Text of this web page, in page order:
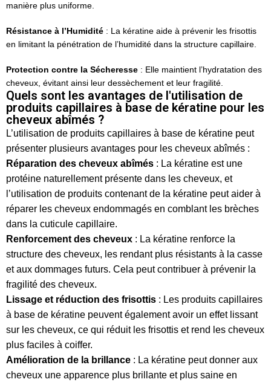
manière plus uniforme.
Résistance à l’Humidité : La kératine aide à prévenir les frisottis
en limitant la pénétration de l’humidité dans la structure capillaire.
Protection contre la Sécheresse : Elle maintient l’hydratation des
cheveux, évitant ainsi leur dessèchement et leur fragilité.
Quels sont les avantages de l'utilisation de
produits capillaires à base de kératine pour les
cheveux abîmés ?
L’utilisation de produits capillaires à base de kératine peut
présenter plusieurs avantages pour les cheveux abîmés :
Réparation des cheveux abîmés : La kératine est une
protéine naturellement présente dans les cheveux, et
l’utilisation de produits contenant de la kératine peut aider à
réparer les cheveux endommagés en comblant les brèches
dans la cuticule capillaire.
Renforcement des cheveux : La kératine renforce la
structure des cheveux, les rendant plus résistants à la casse
et aux dommages futurs. Cela peut contribuer à prévenir la
fragilité des cheveux.
Lissage et réduction des frisottis : Les produits capillaires
à base de kératine peuvent également avoir un effet lissant
sur les cheveux, ce qui réduit les frisottis et rend les cheveux
plus faciles à coiffer.
Amélioration de la brillance : La kératine peut donner aux
cheveux une apparence plus brillante et plus saine en